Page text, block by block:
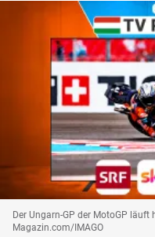
Der Ungarn-GP der MotoGP läuft
Magazin.com/IMAGO